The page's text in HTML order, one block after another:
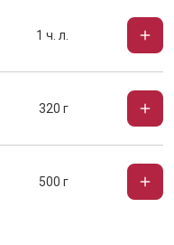
1 ч. л.
320 г
500 г